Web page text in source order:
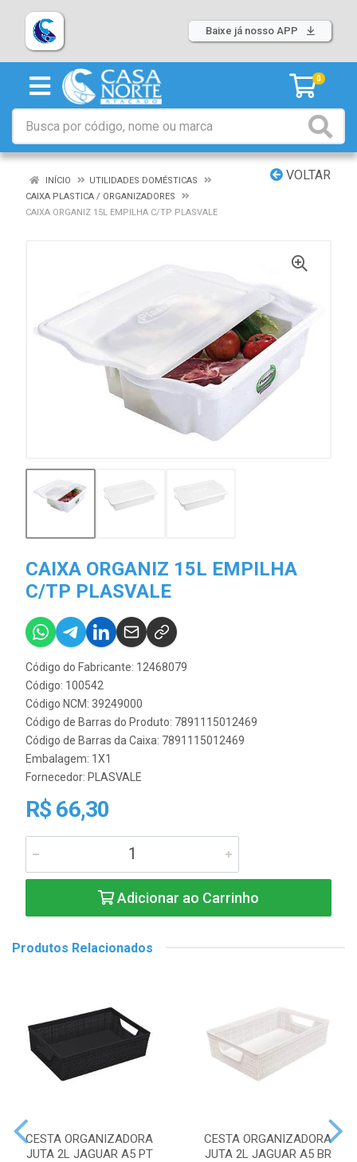
Baixe já nosso APP
0
VOLTAR
INÍCIO
UTILIDADES DOMÉSTICAS
CAIXA PLASTICA / ORGANIZADORES
CAIXA ORGANIZ 15L EMPILHA C/TP PLASVALE
CAIXA ORGANIZ 15L EMPILHA
C/TP PLASVALE
Código do Fabricante: 12468079
Código: 100542
Código NCM: 39249000
Código de Barras do Produto: 7891115012469
Código de Barras da Caixa: 7891115012469
Embalagem: 1X1
Fornecedor: PLASVALE
R$ 66,30
Adicionar ao Carrinho
Produtos Relacionados
CESTA ORGANIZADORA
JUTA 2L JAGUAR A5 PT
CESTA ORGANIZADORA
JUTA 2L JAGUAR A5 BR